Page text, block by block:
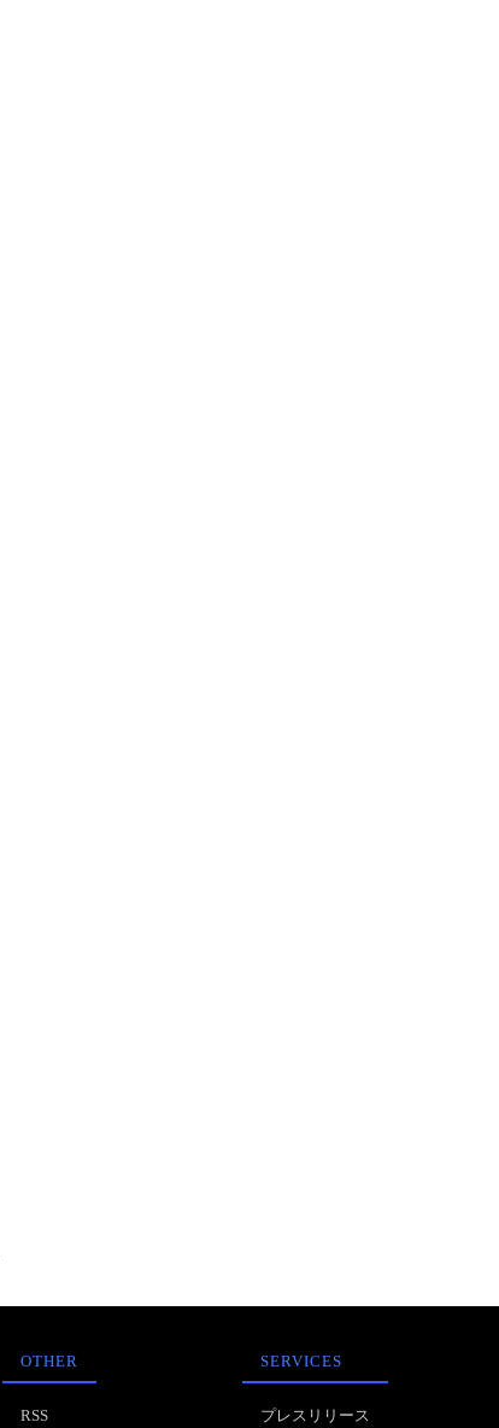
OTHER
RSS
SERVICES
プレスリリース